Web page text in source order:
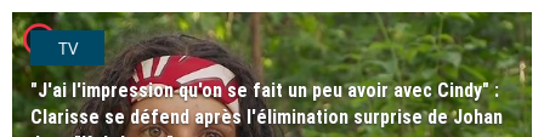
player2TV
"J'ai l'impression qu'on se fait un peu avoir avec Cindy" :
Clarisse se défend après l'élimination surprise de Johan